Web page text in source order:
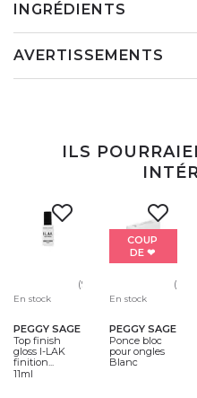
INGRÉDIENTS
AVERTISSEMENTS
ILS
(99)
En stock
PEGGY SAGE
Top finish
gloss I-LAK
finition...
11ml
COUP
DE ❤
(77)
En stock
PEGGY SAGE
Ponce bloc
pour ongles
Blanc